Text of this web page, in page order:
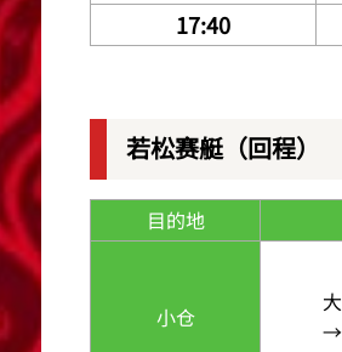
17:40
若松赛艇（回程）
目的地
小仓
→